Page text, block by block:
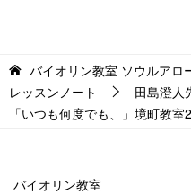
バイオリン教室 ソウルアロ
レッスンノート
田島澄人
「いつも何度でも、」境町教
バイオリン教室